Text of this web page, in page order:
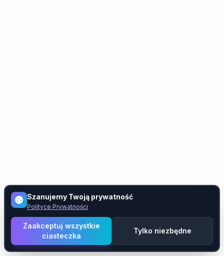
Szanujemy Twoją prywatność
Polityce Prywatności
Zaakceptuj wszystkie
ciasteczka
Tylko niezbędne